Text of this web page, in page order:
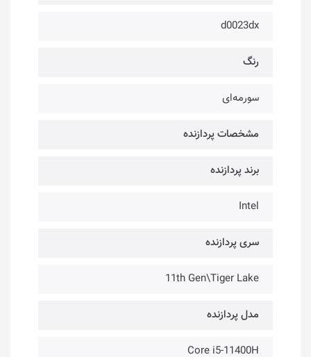
d0023dx
رنگ
سورمه‌ای
مشخصات پردازنده
برند پردازنده
Intel
سری پردازنده
11th Gen\Tiger Lake
مدل پردازنده
Core i5-11400H